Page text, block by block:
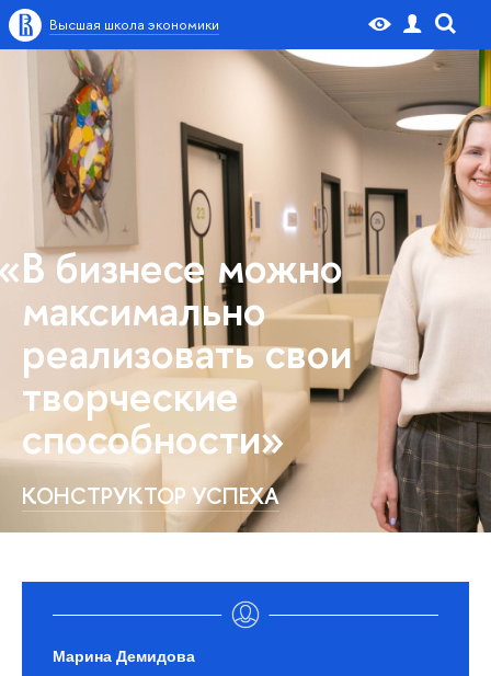
Высшая школа экономики
бизнесе можно
максимально
реализовать свои
творческие
способности»
КОНСТРУКТОР УСПЕХА
Марина Демидова